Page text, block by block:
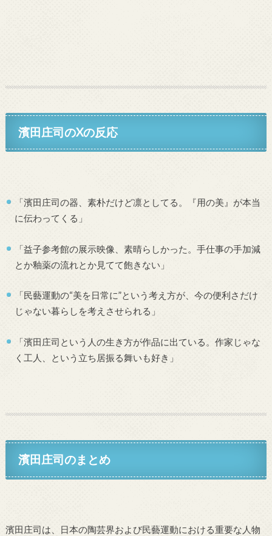
濱田庄司のXの反応
「濱田庄司の器、素朴だけど凛としてる。『用の美』が本当
に伝わってくる」
「益子参考館の展示映像、素晴らしかった。手仕事の手加減
とか釉薬の流れとか見てて飽きない」
「民藝運動の“美を日常に”という考え方が、今の便利さだけ
じゃない暮らしを考えさせられる」
「濱田庄司という人の生き方が作品に出ている。作家じゃな
く工人、という立ち居振る舞いも好き」
濱田庄司のまとめ
濱田庄司は、日本の陶芸界および民藝運動における重要な人物